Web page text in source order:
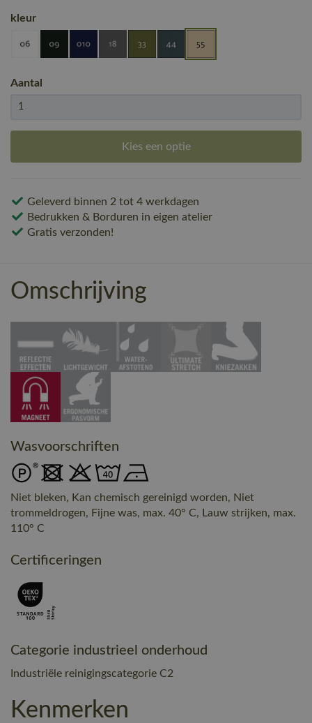
kleur
Aantal
Kies een optie
Geleverd binnen 2 tot 4 werkdagen
Bedrukken & Borduren in eigen atelier
Gratis verzonden!
Omschrijving
Wasvoorschriften
Niet bleken, Kan chemisch gereinigd worden, Niet
trommeldrogen, Fijne was, max. 40° C, Lauw strijken, max.
110° C
Certificeringen
Categorie industrieel onderhoud
Industriële reinigingscategorie C2
Kenmerken